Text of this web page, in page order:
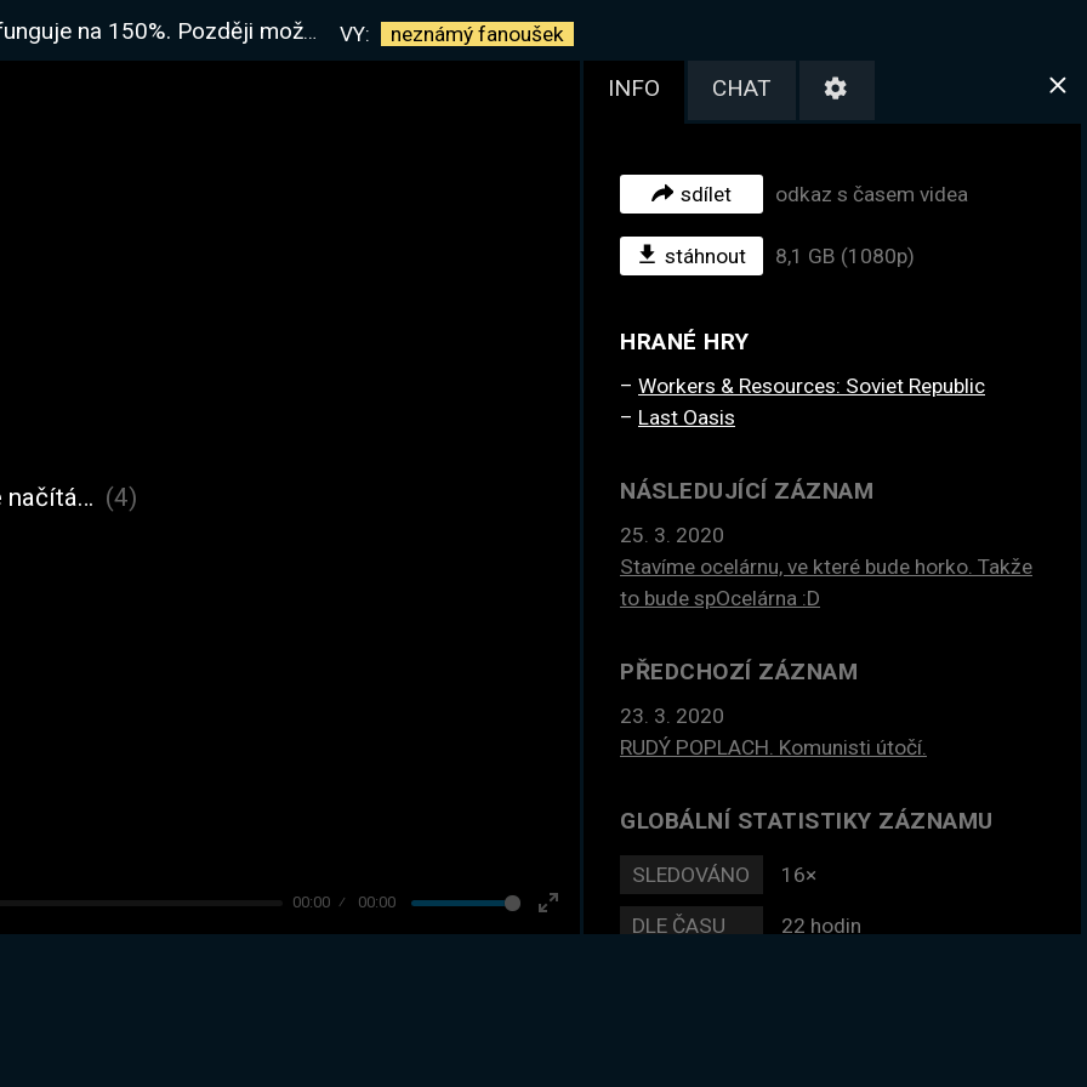
zkusíme Last Oasis, nový Atlas...ehm, novou Survival hru VY: neznámý fanoušek
00:00 00:00
Enter
načítá… (4)
INFO CHAT
sdílet odkaz s časem videa
stáhnout 8,1 GB (1080p)
HRANÉ HRY
Workers & Resources: Soviet Republic
Last Oasis
NÁSLEDUJÍCÍ ZÁZNAM
25. 3. 2020
Stavíme ocelárnu, ve které bude horko. Takže
to bude spOcelárna :D
PŘEDCHOZÍ ZÁZNAM
23. 3. 2020
RUDÝ POPLACH. Komunisti útočí.
GLOBÁLNÍ STATISTIKY ZÁZNAMU
SLEDOVÁNO 16×
DLE ČASU 22 hodin